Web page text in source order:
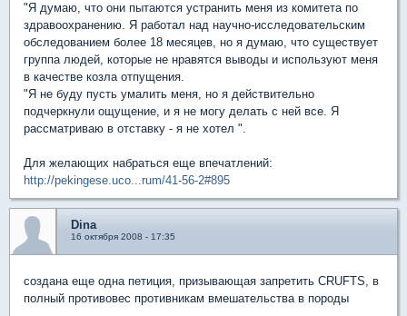
"Я думаю, что они пытаются устранить меня из комитета по
здравоохранению. Я работал над научно-исследовательским
обследованием более 18 месяцев, но я думаю, что существует
группа людей, которые не нравятся выводы и используют меня
в качестве козла отпущения.
"Я не буду пусть умалить меня, но я действительно
подчеркнули ощущение, и я не могу делать с ней все. Я
рассматриваю в отставку - я не хотел ".
Для желающих набраться еще впечатлений:
http://pekingese.uco...rum/41-56-2#895
Dina
16 октября 2008 - 17:35
создана еще одна петиция, призывающая запретить CRUFTS, в
полный противовес противникам вмешательства в породы